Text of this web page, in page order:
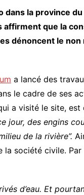
dans la province
affirment que la
dénoncent le non
a lancé des
le cadre de ses
a visité le site, est
jour, des engins
de la rivière”.
société civile. Par
d’eau. Et